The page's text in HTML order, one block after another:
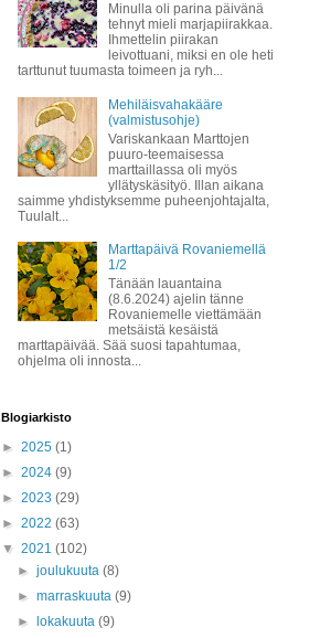
Minulla oli parina päivänä
tehnyt mieli marjapiirakkaa.
Ihmettelin piirakan
leivottuani, miksi en ole heti
tarttunut tuumasta toimeen ja ryh...
Mehiläisvahakääre
(valmistusohje)
Variskankaan Marttojen
puuro-teemaisessa
marttaillassa oli myös
yllätyskäsityö. Illan aikana
saimme yhdistyksemme puheenjohtajalta,
Tuulalt...
Marttapäivä Rovaniemellä
1/2
Tänään lauantaina
(8.6.2024) ajelin tänne
Rovaniemelle viettämään
metsäistä kesäistä
marttapäivää. Sää suosi tapahtumaa,
ohjelma oli innosta...
Blogiarkisto
► 2025 (1)
► 2024 (9)
► 2023 (29)
► 2022 (63)
▼ 2021 (102)
►joulukuuta(8)
►marraskuuta(9)
►
lokakuuta(9)